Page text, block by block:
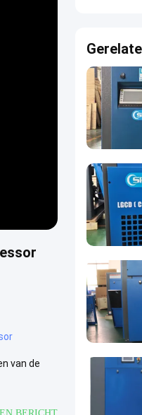
van de
BERICHT